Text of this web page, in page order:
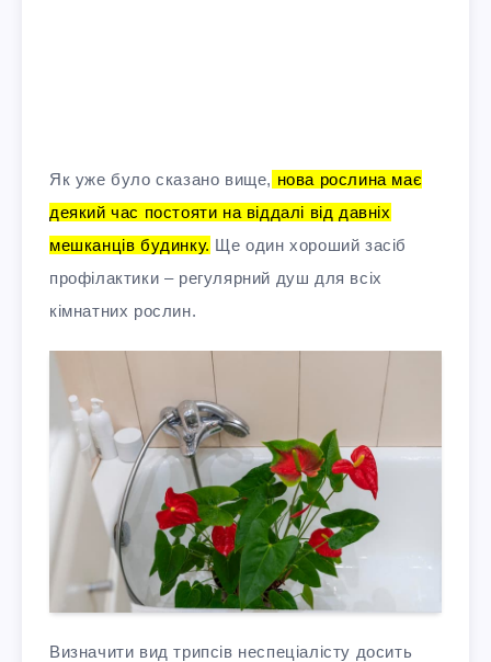
Як уже було сказано вище, нова рослина має
деякий час постояти на віддалі від давніх
мешканців будинку. Ще один хороший засіб
профілактики – регулярний душ для всіх
кімнатних рослин.
Визначити вид трипсів неспеціалісту досить